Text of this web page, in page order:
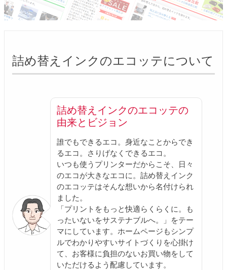
詰め替えインクのエコッテについて
詰め替えインクのエコッテの
由来とビジョン
誰でもできるエコ。身近なことからでき
るエコ。さりげなくできるエコ。
いつも使うプリンターだからこそ、日々
のエコが大きなエコに。詰め替えインク
のエコッテはそんな想いから名付けられ
ました。
「プリントをもっと快適らくらくに。も
ったいないをサステナブルへ。」をテー
マにしています。ホームページもシンプ
ルでわかりやすいサイトづくりを心掛け
て、お客様に負担のないお買い物をして
いただけるよう配慮しています。